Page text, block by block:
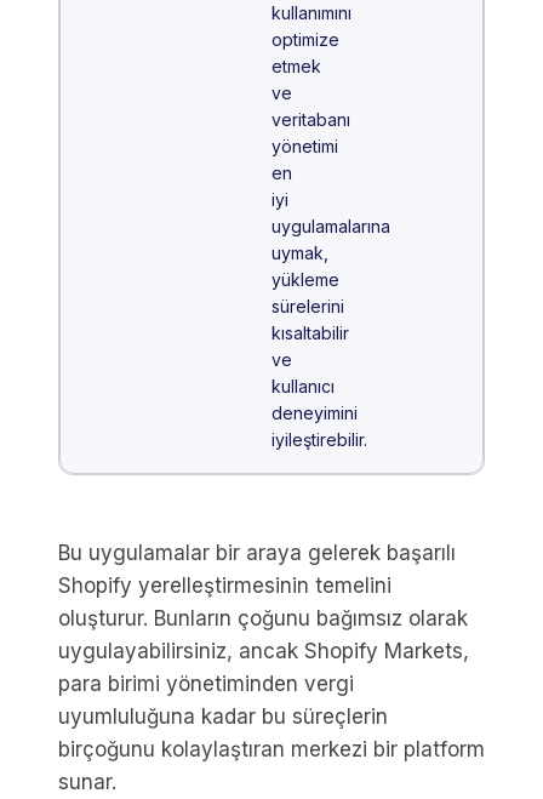
kullanımını
optimize
etmek
ve
veritabanı
yönetimi
en
iyi
uygulamalarına
uymak,
yükleme
sürelerini
kısaltabilir
ve
kullanıcı
deneyimini
iyileştirebilir.
Bu uygulamalar bir araya gelerek başarılı
Shopify yerelleştirmesinin temelini
oluşturur. Bunların çoğunu bağımsız olarak
uygulayabilirsiniz, ancak Shopify Markets,
para birimi yönetiminden vergi
uyumluluğuna kadar bu süreçlerin
birçoğunu kolaylaştıran merkezi bir platform
sunar.